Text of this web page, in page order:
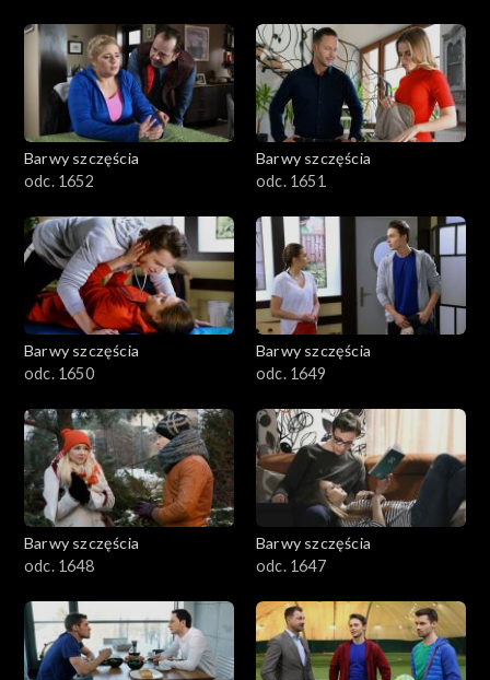
Barwy szczęścia
odc. 1652
Barwy szczęścia
odc. 1651
Barwy szczęścia
odc. 1650
Barwy szczęścia
odc. 1649
Barwy szczęścia
odc. 1648
Barwy szczęścia
odc. 1647